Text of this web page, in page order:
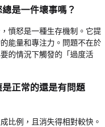
是一件壞事嗎？
憤怒是一種生存機制。它提
能量和專注力。問題不在於
的情況下觸發的「過度活
正常的還是有問題
比例，且消失得相對較快。